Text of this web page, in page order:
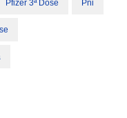
Pfizer 3ª Dose Pni